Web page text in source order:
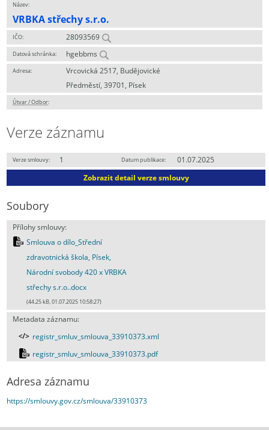
Název:
VRBKA střechy s.r.o.
IČO: 28093569
Datová schránka: hgebbms
Adresa:
Vrcovická 2517, Budějovické
Předměstí, 39701, Písek
Útvar / Odbor:
Verze záznamu
Verze smlouvy: 1 Datum publikace:
01.07.2025
Zobrazit detail verze smlouvy
Soubory
Přílohy smlouvy:
Smlouva o dílo_Střední
zdravotnická škola, Písek,
Národní svobody 420 x VRBKA
střechy s.r.o..docx
(44.25 kB, 01.07.2025 10:58:27)
Metadata záznamu:
registr_smluv_smlouva_33910373.xml
registr_smluv_smlouva_33910373.pdf
Adresa záznamu
https://smlouvy.gov.cz/smlouva/33910373